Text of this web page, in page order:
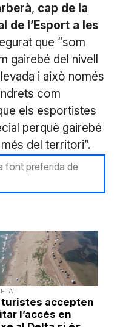
, cap de la
de l’Esport a les
que “som
gairebé del nivell
i això només
com
els esportistes
perquè gairebé
del territori”.
font preferida de
turistes accepten
l’accés en